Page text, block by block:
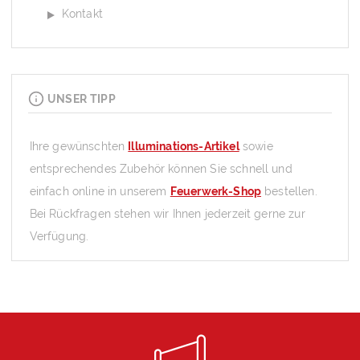
Kontakt
UNSER TIPP
Ihre gewünschten Illuminations-Artikelsowie
entsprechendes Zubehör können Sie schnell und
einfach online in unserem Feuerwerk-Shop bestellen.
Bei Rückfragen stehen wir Ihnen jederzeit gerne zur
Verfügung.